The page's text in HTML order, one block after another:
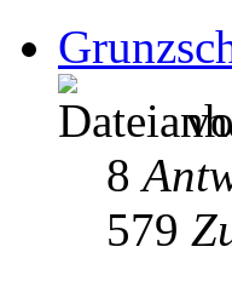
8
579